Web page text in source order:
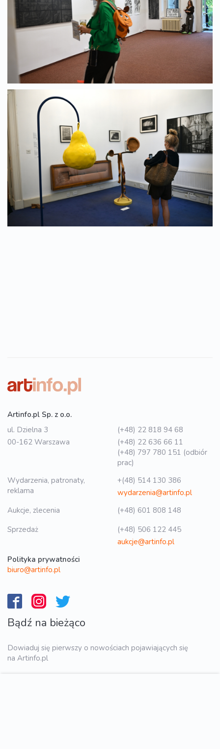
Artinfo.pl Sp. z o.o.
ul. Dzielna 3
00-162 Warszawa
(+48) 22 818 94 68
(+48) 22 636 66 11
(+48) 797 780 151 (odbiór
prac)
Wydarzenia, patronaty,
reklama
+(48) 514 130 386
wydarzenia@artinfo.pl
Aukcje, zlecenia
(+48) 601 808 148
Sprzedaż
(+48) 506 122 445
aukcje@artinfo.pl
Polityka prywatności
biuro@artinfo.pl
Bądź na bieżąco
Dowiaduj się pierwszy o nowościach pojawiających się
na Artinfo.pl